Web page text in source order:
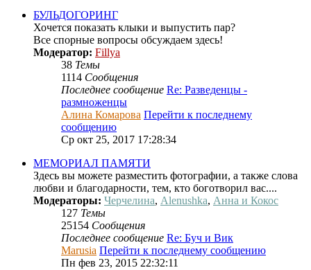
БУЛЬДОГОРИНГ
Хочется показать клыки и выпустить пар?
Все спорные вопросы обсуждаем здесь!
Модератор: Fillya
38 Темы
1114 Сообщения
Последнее сообщение Re: Разведенцы -
размноженцы
Алина Комарова Перейти к последнему
сообщению
Ср окт 25, 2017 17:28:34
МЕМОРИАЛ ПАМЯТИ
Здесь вы можете разместить фотографии, а также слова
любви и благодарности, тем, кто боготворил вас....
Модераторы: Черчелина, Alenushka, Анна и Кокос
127 Темы
25154 Сообщения
Последнее сообщение Re: Буч и Вик
Marusia Перейти к последнему сообщению
Пн фев 23, 2015 22:32:11